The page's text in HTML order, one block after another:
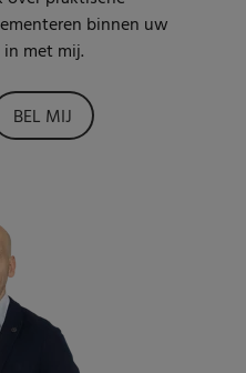
binnen uw
met mij.
BEL MIJ